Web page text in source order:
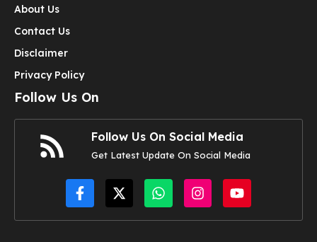
About Us
Contact Us
Disclaimer
Privacy Policy
Follow Us On
Follow Us On Social Media
Get Latest Update On Social Media